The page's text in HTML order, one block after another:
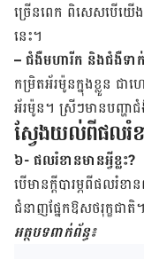
ច្រើនពេក ​ពិសេស​បើ​យ
នេះ។
– ជំងឺ​មហារីក និង​ជំងឺទា
កម្រិត​អ័រម៉ូនក្នុង​ខ្លួន ជ
អ័រម៉ូន។ ស្រីៗ​មាន​បញ្ហា​
ស្វែង​យល់​ពី​ផលរំ
៦- ​ផល​រំខានមាន​អ្វី​ខ្លះ​?
បើ​មាន​ក្តី​បារម្ភ​ពី​ផល​រំ
ជំនាញ​ផ្នែកឱសថ​រុក្ខជាតិ។
អត្ថបទ​ពាក់​ព័ន្ធ៖